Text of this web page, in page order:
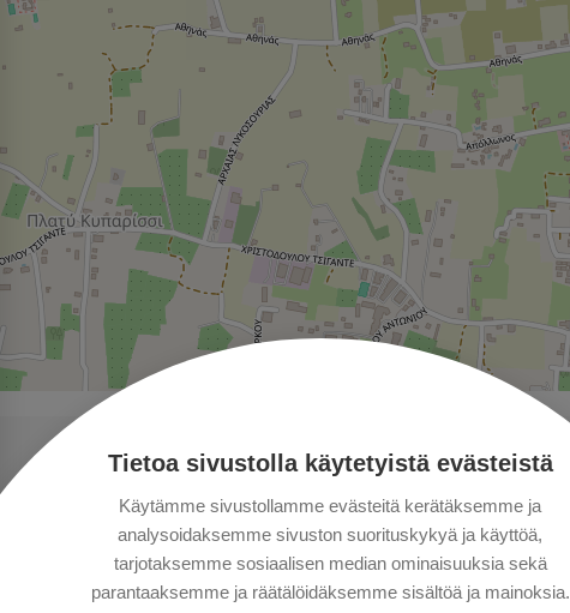
Tietoa sivustolla käytetyistä evästeistä
Käytämme sivustollamme evästeitä kerätäksemme ja
analysoidaksemme sivuston suorituskykyä ja käyttöä,
tarjotaksemme sosiaalisen median ominaisuuksia sekä
parantaaksemme ja räätälöidäksemme sisältöä ja mainoksia.